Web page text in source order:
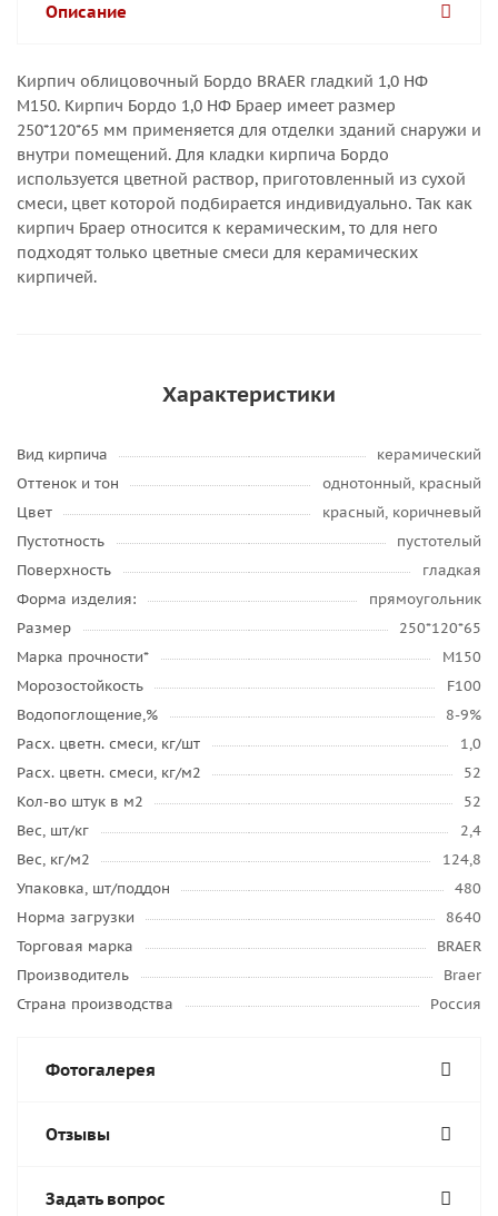
Описание
Кирпич облицовочный Бордо BRAER гладкий 1,0 НФ
М150. Кирпич Бордо 1,0 НФ Браер имеет размер
250*120*65 мм применяется для отделки зданий снаружи и
внутри помещений. Для кладки кирпича Бордо
используется цветной раствор, приготовленный из сухой
смеси, цвет которой подбирается индивидуально. Так как
кирпич Браер относится к керамическим, то для него
подходят только цветные смеси для керамических
кирпичей.
Характеристики
Вид кирпича
керамический
Оттенок и тон
однотонный, красный
Цвет
красный, коричневый
Пустотность
пустотелый
Поверхность
гладкая
Форма изделия:
прямоугольник
Размер
250*120*65
Марка прочности*
М150
Морозостойкость
F100
Водопоглощение,%
8-9%
Расх. цветн. смеси, кг/шт
1,0
Расх. цветн. смеси, кг/м2
52
Кол-во штук в м2
52
Вес, шт/кг
2,4
Вес, кг/м2
124,8
Упаковка, шт/поддон
480
Норма загрузки
8640
Торговая марка
BRAER
Производитель
Braer
Страна производства
Россия
Фотогалерея
Отзывы
Задать вопрос